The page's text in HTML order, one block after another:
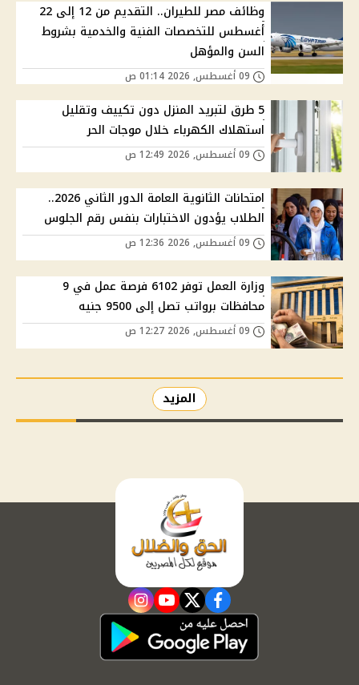
وظائف مصر للطيران.. التقديم من 12 إلى 22
أغسطس للتخصصات الفنية والخدمية بشروط
السن والمؤهل
5 طرق لتبريد المنزل دون تكييف وتقليل
استهلاك الكهرباء خلال موجات الحر
امتحانات الثانوية العامة الدور الثاني 2026..
الطلاب يؤدون الاختبارات بنفس رقم الجلوس
وزارة العمل توفر 6102 فرصة عمل في 9
محافظات برواتب تصل إلى 9500 جنيه
المزيد
facebook
twitter
youtube
instagram